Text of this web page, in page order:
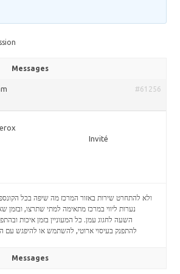
Messages
#61256
Invité
נערות ליווי במרכז מתאימה למתי שתרצו,
השעה לחגוג עמן. כל המעוניין בזמן איכות
להתפנק בעיסוי ארוטי, להשתמש או להיפגש עם
Messages